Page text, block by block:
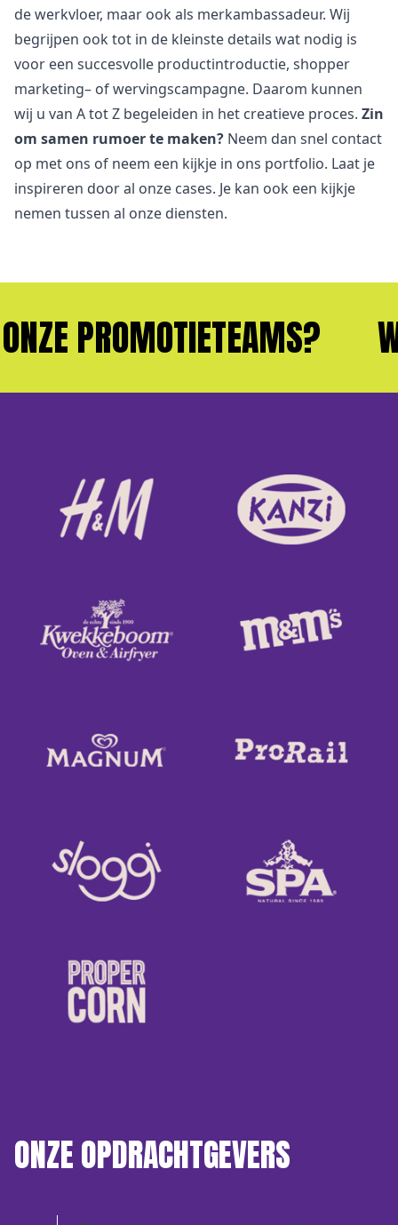
de werkvloer, maar ook als merkambassadeur. Wij
begrijpen ook tot in de kleinste details wat nodig is
voor een succesvolle productintroductie, shopper
marketing– of wervingscampagne. Daarom kunnen
wij u van A tot Z begeleiden in het creatieve proces. Zin
om samen rumoer te maken? Neem dan snel contact
op met ons of neem een kijkje in ons portfolio. Laat je
inspireren door al onze cases. Je kan ook een kijkje
nemen tussen al onze diensten.
WIL JIJ
ONZE OPDRACHTGEVERS